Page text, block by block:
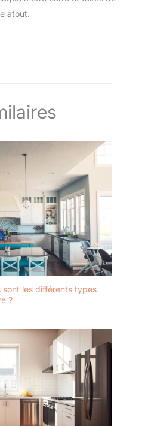
atout.
sont les différents types
?